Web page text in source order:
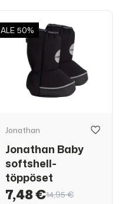
ALE 50%
Jonathan
Jonathan Baby
softshell-
töppöset
7,48 €14,95 €